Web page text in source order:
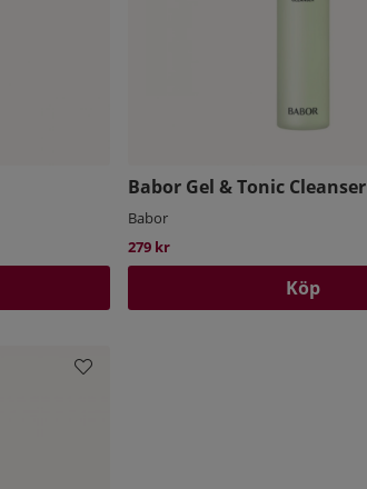
Babor Gel & Tonic Cleanser
Babor
279 kr
Köp